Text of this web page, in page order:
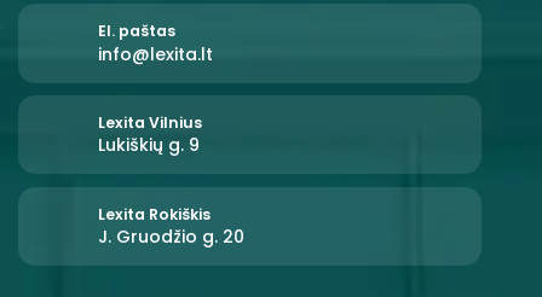
El. paštas
info@lexita.lt
Lexita Vilnius
Lukiškių g. 9
Lexita Rokiškis
J. Gruodžio g. 20